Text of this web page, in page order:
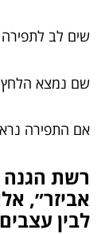
שים לב
שם נמצא הלחץ
אם התפירה
רשת הגנה
אביזר״,
לבין עצבים